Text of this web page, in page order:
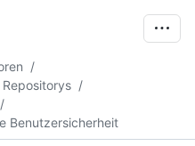
/
/
/
Benutzersicherheit